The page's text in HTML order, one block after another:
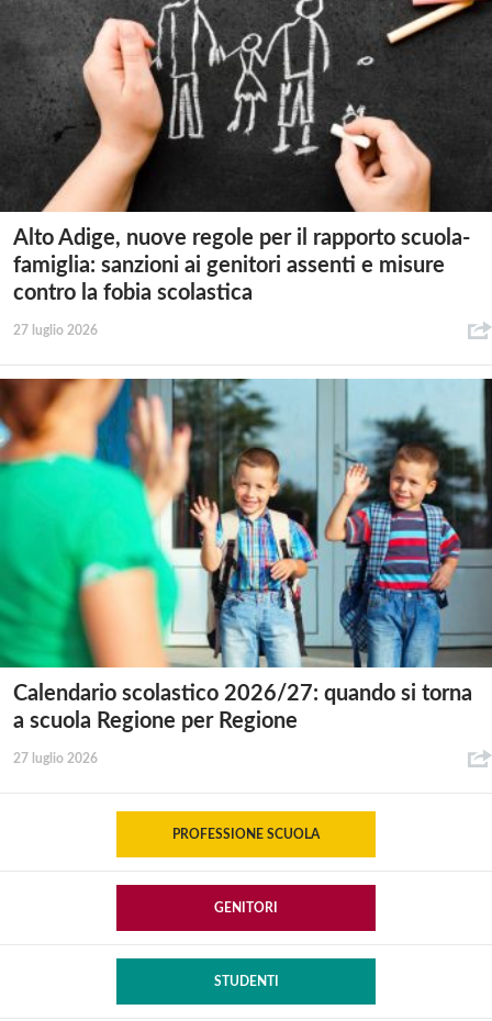
Alto Adige, nuove regole per il rapporto scuola-
famiglia: sanzioni ai genitori assenti e misure
contro la fobia scolastica
27 luglio 2026
Calendario scolastico 2026/27: quando si torna
a scuola Regione per Regione
27 luglio 2026
PROFESSIONE SCUOLA
GENITORI
STUDENTI